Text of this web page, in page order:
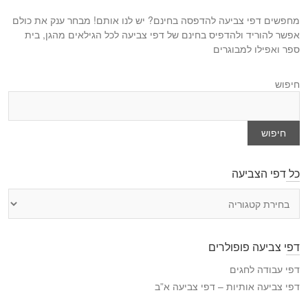
מחפשים דפי צביעה להדפסה בחינם? יש לנו אותם! מבחר ענק את כולם
אפשר להוריד ולהדפיס בחינם של דפי צביעה לכל הגילאים מהגן, בית
ספר ואפילו למבוגרים
חיפוש
חיפוש
כל דפי הצביעה
י
ה
צ
דפי צביעה פופולרים
דפי עבודה לחגים
דפי צביעה אותיות – דפי צביעה א”ב